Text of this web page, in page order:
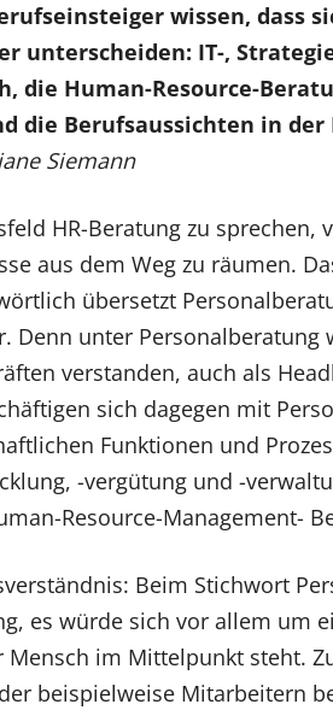
wissen, dass
unterscheiden: IT-,
die Human-Resource-
die Berufsaussichten in
Siemann
HR-Beratung zu sprechen,
aus dem Weg zu räumen.
übersetzt
Denn unter Personalberatung
verstanden, auch als
sich dagegen mit
Funktionen und
-vergütung und -
Resource-Management-
Beim Stichwort
es würde sich vor allem um
Mensch im Mittelpunkt steht.
beispielweise Mitarbeitern